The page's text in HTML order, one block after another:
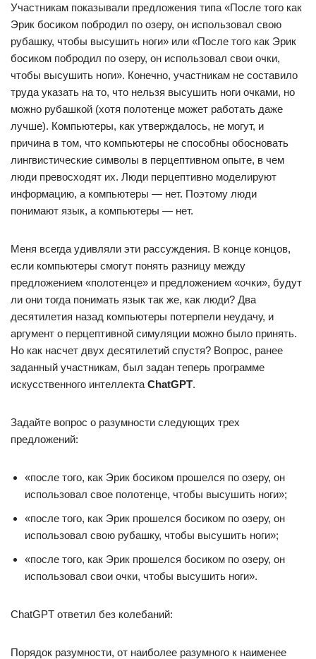
Участникам показывали предложения типа «После того как
Эрик босиком побродил по озеру, он использовал свою
рубашку, чтобы высушить ноги» или «После того как Эрик
босиком побродил по озеру, он использовал свои очки,
чтобы высушить ноги». Конечно, участникам не составило
труда указать на то, что нельзя высушить ноги очками, но
можно рубашкой (хотя полотенце может работать даже
лучше). Компьютеры, как утверждалось, не могут, и
причина в том, что компьютеры не способны обосновать
лингвистические символы в перцептивном опыте, в чем
люди превосходят их. Люди перцептивно моделируют
информацию, а компьютеры — нет. Поэтому люди
понимают язык, а компьютеры — нет.
Меня всегда удивляли эти рассуждения. В конце концов,
если компьютеры смогут понять разницу между
предложением «полотенце» и предложением «очки», будут
ли они тогда понимать язык так же, как люди? Два
десятилетия назад компьютеры потерпели неудачу, и
аргумент о перцептивной симуляции можно было принять.
Но как насчет двух десятилетий спустя? Вопрос, ранее
заданный участникам, был задан теперь программе
искусственного интеллекта ChatGPT.
Задайте вопрос о разумности следующих трех
предложений:
«после того, как Эрик босиком прошелся по озеру, он
использовал свое полотенце, чтобы высушить ноги»;
«после того, как Эрик прошелся босиком по озеру, он
использовал свою рубашку, чтобы высушить ноги»;
«после того, как Эрик прошелся босиком по озеру, он
использовал свои очки, чтобы высушить ноги».
ChatGPT ответил без колебаний:
Порядок разумности, от наиболее разумного к наименее